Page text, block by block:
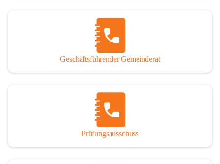
Geschäftsführender Gemeinderat
Prüfungsausschuss